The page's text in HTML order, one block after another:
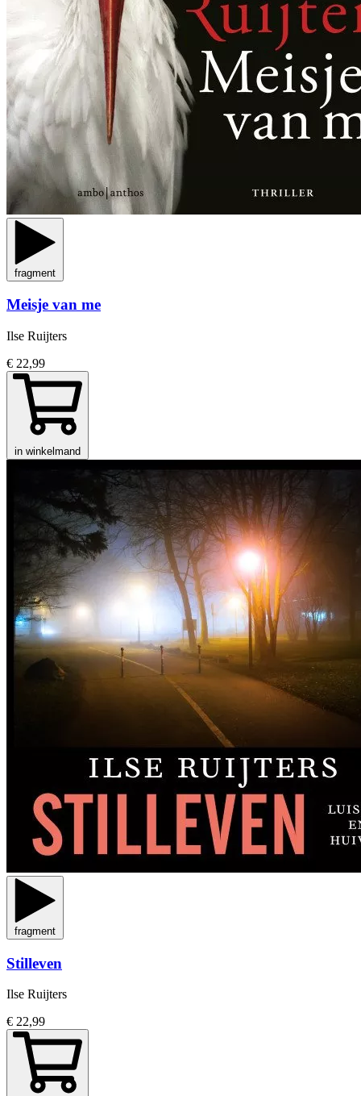
fragment
Meisje van me
Ilse Ruijters
€ 22,99
in winkelmand
fragment
Stilleven
Ilse Ruijters
€ 22,99